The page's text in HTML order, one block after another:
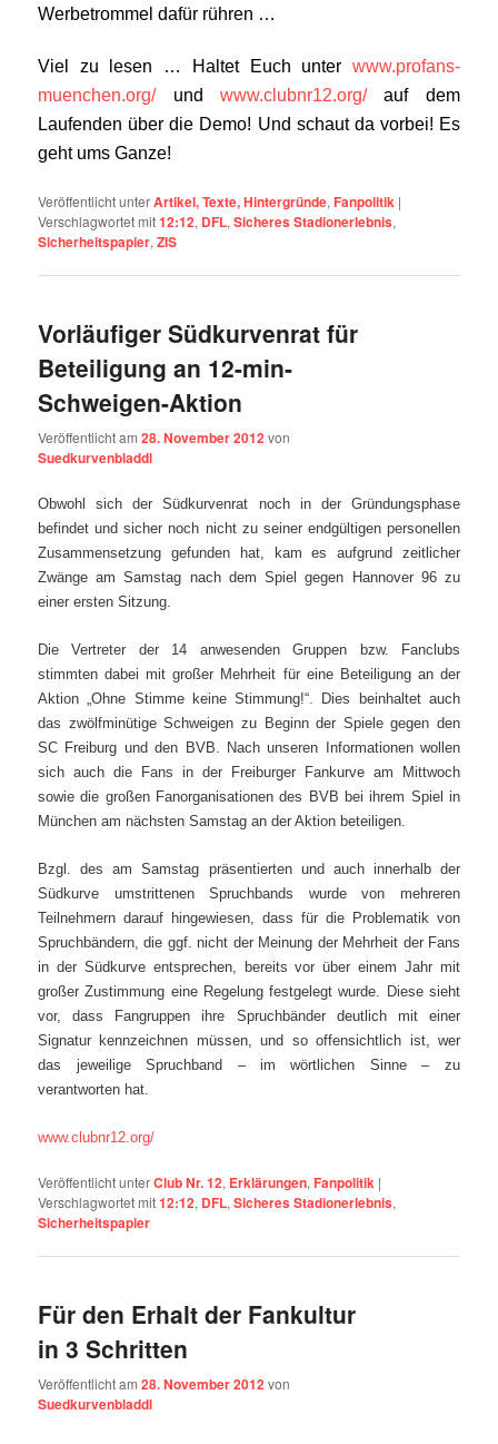
Werbetrommel dafür rühren …
Viel zu lesen … Haltet Euch unter www.profans-
muenchen.org/und www.clubnr12.org/auf dem
Laufenden über die Demo! Und schaut da vorbei! Es
geht ums Ganze!
Veröffentlicht unterArtikel, Texte, Hintergründe, Fanpolitik |
Verschlagwortet mit12:12, DFL,Sicheres Stadionerlebnis,
Sicherheitspapier,ZIS
Vorläufiger Südkurvenrat für
Beteiligung an 12-min-
Schweigen-Aktion
Veröffentlicht am28. November 2012 von
Suedkurvenbladdl
Obwohl sich der Südkurvenrat noch in der Gründungsphase
befindet und sicher noch nicht zu seiner endgültigen personellen
Zusammensetzung gefunden hat, kam es aufgrund zeitlicher
Zwänge am Samstag nach dem Spiel gegen Hannover 96 zu
einer ersten Sitzung.
Die Vertreter der 14 anwesenden Gruppen bzw. Fanclubs
stimmten dabei mit großer Mehrheit für eine Beteiligung an der
Aktion „Ohne Stimme keine Stimmung!“. Dies beinhaltet auch
das zwölfminütige Schweigen zu Beginn der Spiele gegen den
SC Freiburg und den BVB. Nach unseren Informationen wollen
sich auch die Fans in der Freiburger Fankurve am Mittwoch
sowie die großen Fanorganisationen des BVB bei ihrem Spiel in
München am nächsten Samstag an der Aktion beteiligen.
Bzgl. des am Samstag präsentierten und auch innerhalb der
Südkurve umstrittenen Spruchbands wurde von mehreren
Teilnehmern darauf hingewiesen, dass für die Problematik von
Spruchbändern, die ggf. nicht der Meinung der Mehrheit der Fans
in der Südkurve entsprechen, bereits vor über einem Jahr mit
großer Zustimmung eine Regelung festgelegt wurde. Diese sieht
vor, dass Fangruppen ihre Spruchbänder deutlich mit einer
Signatur kennzeichnen müssen, und so offensichtlich ist, wer
das jeweilige Spruchband – im wörtlichen Sinne – zu
verantworten hat.
www.clubnr12.org/
Veröffentlicht unterClub Nr. 12, Erklärungen, Fanpolitik |
Verschlagwortet mit12:12, DFL,Sicheres Stadionerlebnis,
Sicherheitspapier
Für den Erhalt der Fankultur
in 3 Schritten
Veröffentlicht am28. November 2012von
Suedkurvenbladdl